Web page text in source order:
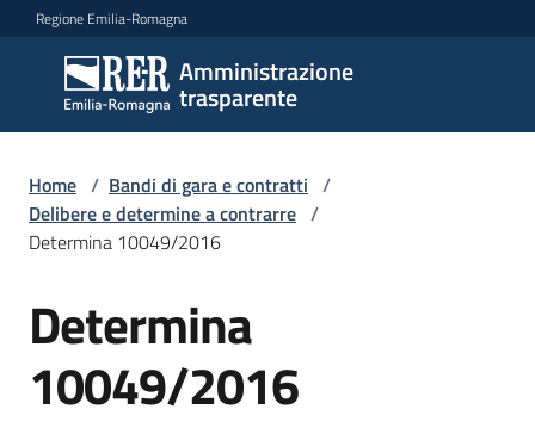
Vai al contenuto
Vai alla navigazione
Vai al footer
Regione Emilia-Romagna
Amministrazione
trasparente
Amministrazione
trasparente
Sottosezioni
Accesso
Home / Bandi di gara e contratti /
Delibere e determine a contrarre /
Determina 10049/2016
Determina
10049/2016